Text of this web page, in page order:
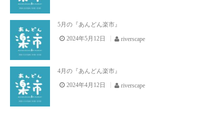
アクセス
お問い合わせ
5月の『あんどん楽市』
2024年5月12日
riverscape
4月の『あんどん楽市』
2024年4月12日
riverscape